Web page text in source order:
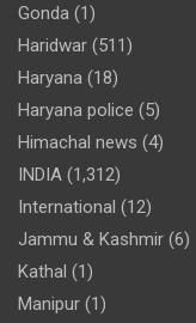
Gonda (1)
Haridwar (511)
Haryana (18)
Haryana police (5)
Himachal news (4)
INDIA (1,312)
International (12)
Jammu & Kashmir (6)
Kathal (1)
Manipur (1)